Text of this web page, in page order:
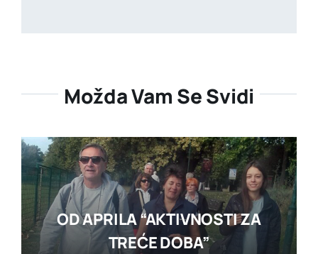
Možda Vam Se Svidi
OD APRILA “AKTIVNOSTI ZA
TREĆE DOBA”